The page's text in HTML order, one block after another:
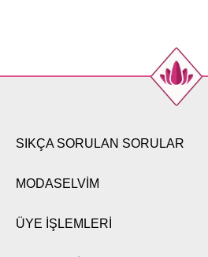
SIKÇA SORULAN SORULAR
MODASELVİM
ÜYE İŞLEMLERİ